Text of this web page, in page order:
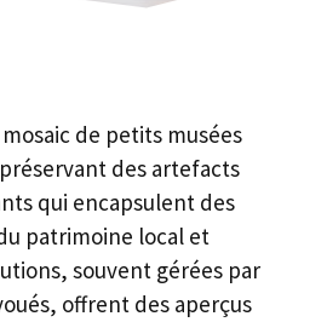
de petits musées
des artefacts
qui encapsulent des
patrimoine local et
souvent gérées par
offrent des aperçus